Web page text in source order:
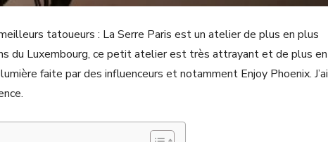
tatoueurs : La Serre Paris est un atelier de plus en plus
du Luxembourg, ce petit atelier est très attrayant et de plus en
faite par des influenceurs et notamment Enjoy Phoenix. J’ai